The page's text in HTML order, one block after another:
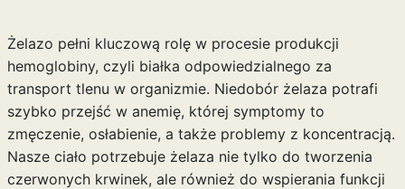
Żelazo pełni kluczową rolę w procesie produkcji
hemoglobiny, czyli białka odpowiedzialnego za
transport tlenu w organizmie. Niedobór żelaza potrafi
szybko przejść w anemię, której symptomy to
zmęczenie, osłabienie, a także problemy z koncentracją.
Nasze ciało potrzebuje żelaza nie tylko do tworzenia
czerwonych krwinek, ale również do wspierania funkcji